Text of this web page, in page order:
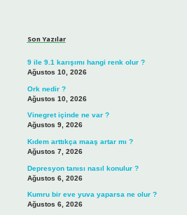
Son Yazılar
9 ile 9.1 karışımı hangi renk olur ?
Ağustos 10, 2026
Ork nedir ?
Ağustos 10, 2026
Vinegret içinde ne var ?
Ağustos 9, 2026
Kıdem arttıkça maaş artar mı ?
Ağustos 7, 2026
Depresyon tanısı nasıl konulur ?
Ağustos 6, 2026
Kumru bir eve yuva yaparsa ne olur ?
Ağustos 6, 2026